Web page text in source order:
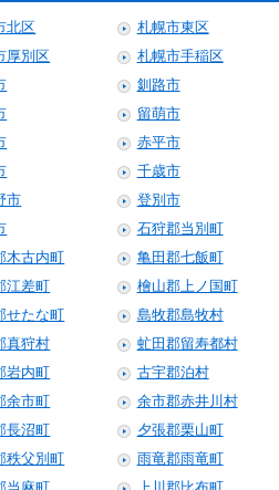
北区 札幌市東区
厚別区 札幌市手稲区
釧路市
留萌市
赤平市
千歳市
市 登別市
石狩郡当別町
木古内町 亀田郡七飯町
江差町 檜山郡上ノ国町
せたな町 島牧郡島牧村
真狩村 虻田郡留寿都村
岩内町 古宇郡泊村
余市町 余市郡赤井川村
長沼町 夕張郡栗山町
秩父別町 雨竜郡雨竜町